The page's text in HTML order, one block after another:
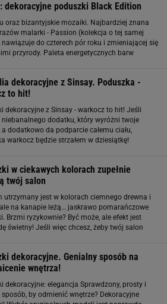
dekoracyjne poduszki Black Edition
oraz bizantyjskie mozaiki. Najbardziej znana
malarki - Passion (kolekcja o tej samej
nawiązuje do czterech pór roku i zmieniającej się
przyrody. Paleta energetycznych barw
dekoracyjne z Sinsay. Poduszka -
to hit!
dekoracyjne z Sinsay - warkocz to hit! Jeśli
niebanalnego dodatku, który wyróżni twoje
a dodatkowo da podparcie całemu ciału,
warkocz będzie strzałem w dziesiątkę!
w ciekawych kolorach zupełnie
twój salon
utrzymany jest w kolorach ciemnego drewna i
na kanapie leżą… jaskrawo pomarańczowe
Brzmi ryzykownie? Być może, ale efekt jest
świetny! Jeśli więc chcesz, żeby twój salon
dekoracyjne. Genialny sposób na
wnętrza!
dekoracyjne: elegancja Sprawdzony, prosty i
by odmienić wnętrze? Dekoracyjne